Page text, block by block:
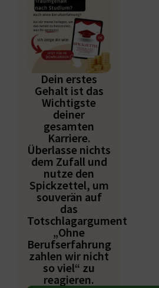
Dein erstes
Gehalt ist das
Wichtigste
deiner
gesamten
Karriere.
Überlasse nichts
dem Zufall und
nutze den
Spickzettel, um
souverän auf
das
Totschlagargument
„Ohne
Berufserfahrung
zahlen wir nicht
so viel“ zu
reagieren.